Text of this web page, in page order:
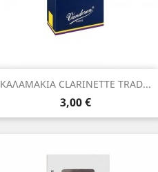
ΚΑΛΑΜΑΚΙΑ CLARINETTE TRAD...
Τιμή
3,00 €
Γρήγορη προβολή